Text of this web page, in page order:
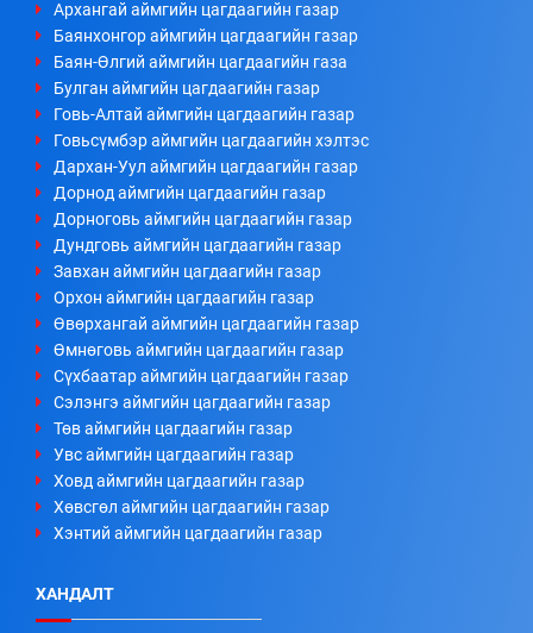
Архангай аймгийн цагдаагийн газар
Баянхонгор аймгийн цагдаагийн газар
Баян-Өлгий аймгийн цагдаагийн газа
Булган аймгийн цагдаагийн газар
Говь-Алтай аймгийн цагдаагийн газар
Говьсүмбэр аймгийн цагдаагийн хэлтэс
Дархан-Уул аймгийн цагдаагийн газар
Дорнод аймгийн цагдаагийн газар
Дорноговь аймгийн цагдаагийн газар
Дундговь аймгийн цагдаагийн газар
Завхан аймгийн цагдаагийн газар
Орхон аймгийн цагдаагийн газар
Өвөрхангай аймгийн цагдаагийн газар
Өмнөговь аймгийн цагдаагийн газар
Сүхбаатар аймгийн цагдаагийн газар
Сэлэнгэ аймгийн цагдаагийн газар
Төв аймгийн цагдаагийн газар
Увс аймгийн цагдаагийн газар
Ховд аймгийн цагдаагийн газар
Хөвсгөл аймгийн цагдаагийн газар
Хэнтий аймгийн цагдаагийн газар
ХАНДАЛТ